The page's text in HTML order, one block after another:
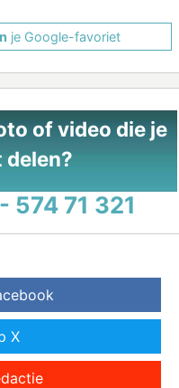
je Google-favoriet
of video die je
delen?
574 71 321
X